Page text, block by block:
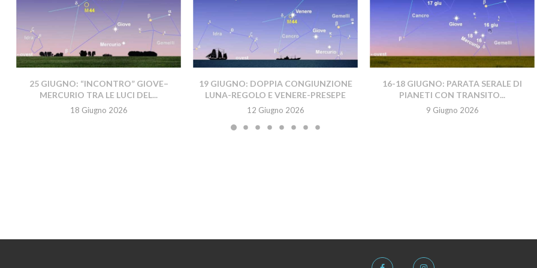
25 GIUGNO: “INCONTRO” GIOVE–
MERCURIO TRA LE LUCI DEL...
18 Giugno 2026
19 GIUGNO: DOPPIA CONGIUNZIONE
LUNA-REGOLO E VENERE-PRESEPE
12 Giugno 2026
16-18 GIUGNO: PARATA SERALE DI
PIANETI CON TRANSITO...
9 Giugno 2026